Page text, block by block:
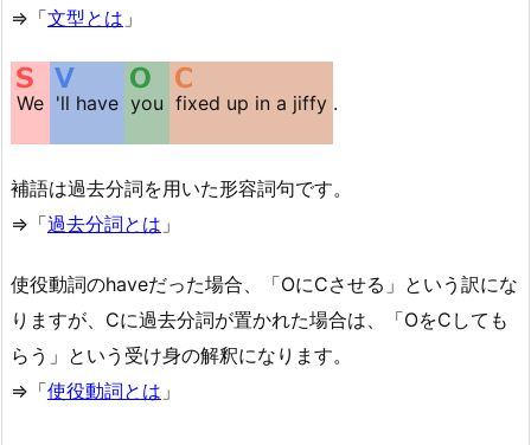
⇒「文型とは 」
We 'll have you fixed up in a jiffy .
補語は過去分詞を用いた形容詞句です。
⇒「過去分詞とは 」
使役動詞のhaveだった場合、「OにCさせる」という訳にな
りますが、Cに過去分詞が置かれた場合は、「OをCしても
らう」という受け身の解釈になります。
⇒「使役動詞とは 」